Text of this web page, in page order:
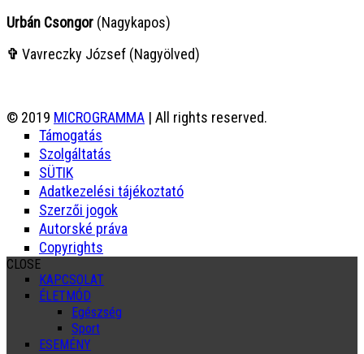
Urbán Csongor (Nagykapos)
✞ Vavreczky József (Nagyölved)
© 2019 MICROGRAMMA | All rights reserved.
Támogatás
Szolgáltatás
SÜTIK
Adatkezelési tájékoztató
Szerzői jogok
Autorské práva
Copyrights
CLOSE
KAPCSOLAT
ÉLETMÓD
Egészség
Sport
ESEMÉNY